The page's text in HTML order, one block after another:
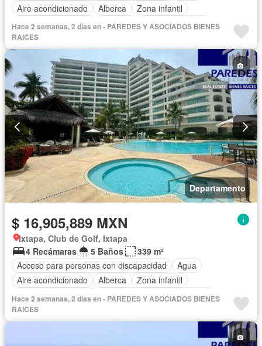
Aire acondicionado
Alberca
Zona infantil
Caseta de vigilancia
Cisterna
Cocina equipada
Cocina integral
Elevador
Estacionamiento Gas natural
Gimnasio
Jacuzzi Jardín
Recámara con closet
Seguridad
Televisión por cable
Terraza
Vista panorámica
Wifi Completamente amueblado
Hace 2 semanas, 2 días en - PAREDES Y ASOCIADOS BIENES
RAICES
Departamento
$ 16,905,889 MXN
Ixtapa, Club de Golf, Ixtapa
4 Recámaras
5 Baños
339 m²
Acceso para personas con discapacidad
Agua
Aire acondicionado
Alberca
Zona infantil
Caseta de vigilancia
Circuito cerrado de televisión
Cisterna
Cuarto de servicio
Electricidad
Elevador
Internet
Hace 2 semanas, 2 días en - PAREDES Y ASOCIADOS BIENES
RAICES